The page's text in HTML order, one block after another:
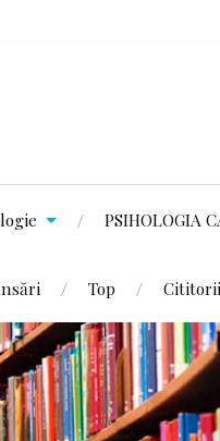
PSIHOLOGIA
Top